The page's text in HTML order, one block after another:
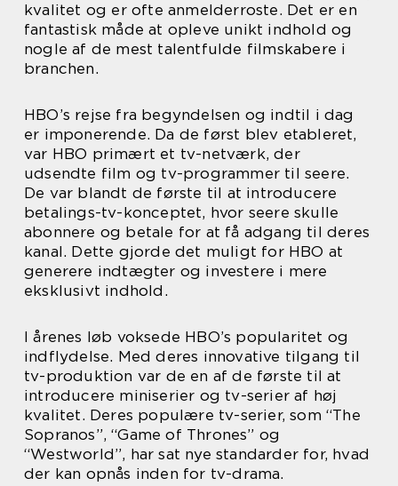
kvalitet og er ofte anmelderroste. Det er en
fantastisk måde at opleve unikt indhold og
nogle af de mest talentfulde filmskabere i
branchen.
HBO’s rejse fra begyndelsen og indtil i dag
er imponerende. Da de først blev etableret,
var HBO primært et tv-netværk, der
udsendte film og tv-programmer til seere.
De var blandt de første til at introducere
betalings-tv-konceptet, hvor seere skulle
abonnere og betale for at få adgang til deres
kanal. Dette gjorde det muligt for HBO at
generere indtægter og investere i mere
eksklusivt indhold.
I årenes løb voksede HBO’s popularitet og
indflydelse. Med deres innovative tilgang til
tv-produktion var de en af de første til at
introducere miniserier og tv-serier af høj
kvalitet. Deres populære tv-serier, som “The
Sopranos”, “Game of Thrones” og
“Westworld”, har sat nye standarder for, hvad
der kan opnås inden for tv-drama.